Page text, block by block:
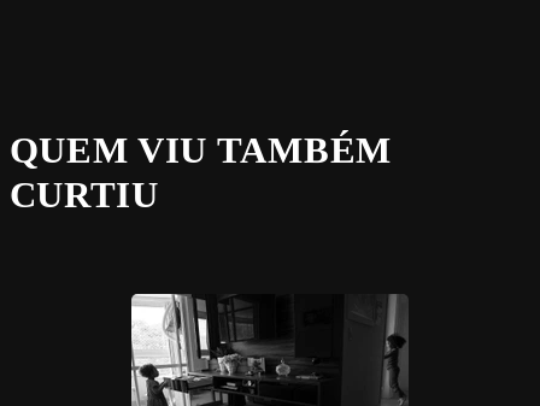
QUEM VIU TAMBÉM
CURTIU